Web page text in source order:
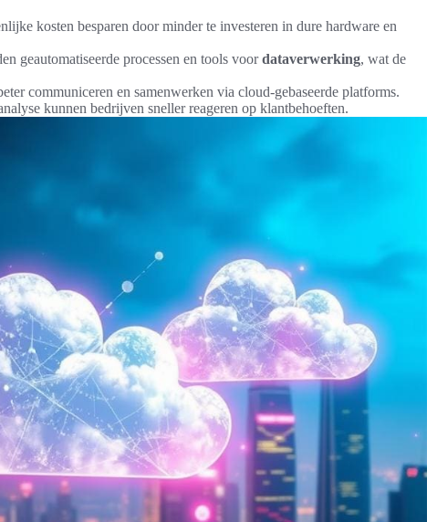
kosten besparen door minder te investeren in dure hardware en
geautomatiseerde processen en tools voordataverwerking, wat de
communiceren en samenwerken via cloud-gebaseerde platforms.
kunnen bedrijven sneller reageren op klantbehoeften.